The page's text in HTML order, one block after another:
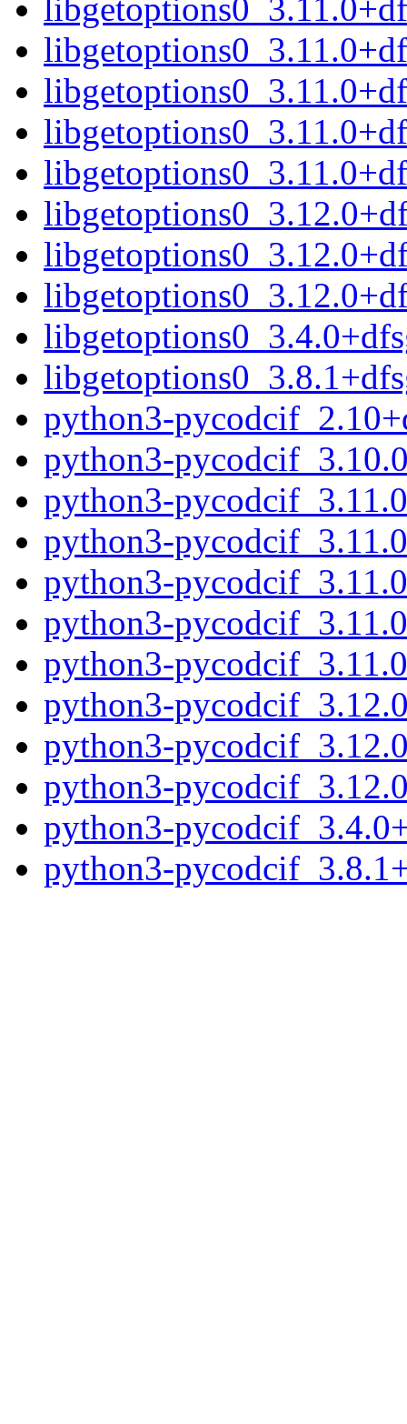
python3-
python3-
python3-
python3-
python3-
python3-
python3-
python3-
python3-
python3-
python3-
python3-